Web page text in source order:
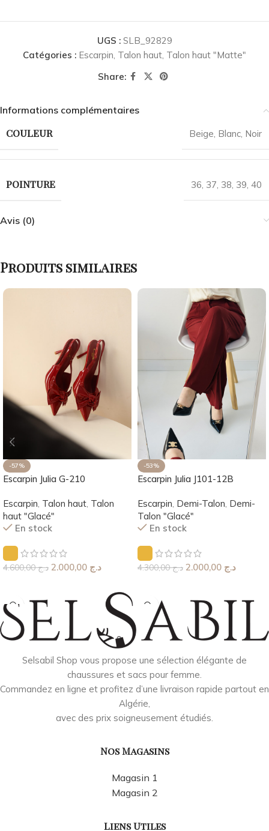
UGS : SLB_92829
Catégories : Escarpin, Talon haut, Talon haut "Matte"
Share:
Informations complémentaires
COULEUR Beige, Blanc, Noir
POINTURE 36, 37, 38, 39, 40
Avis (0)
Produits similaires
-57%
Escarpin Julia G-210
Escarpin, Talon haut, Talon
haut "Glacé"
En stock
د.ج4.600,00 د.ج
-53%
Escarpin Julia J101-12B
Escarpin, Demi-Talon, Demi-
Talon "Glacé"
En stock
د.ج4.300,00 د.ج
Selsabil Shop vous propose une sélection élégante de
chaussures et sacs pour femme.
Commandez en ligne et profitez d’une livraison rapide partout en
Algérie,
avec des prix soigneusement étudiés.
Nos Magasins
Magasin 1
Magasin 2
Liens Utiles